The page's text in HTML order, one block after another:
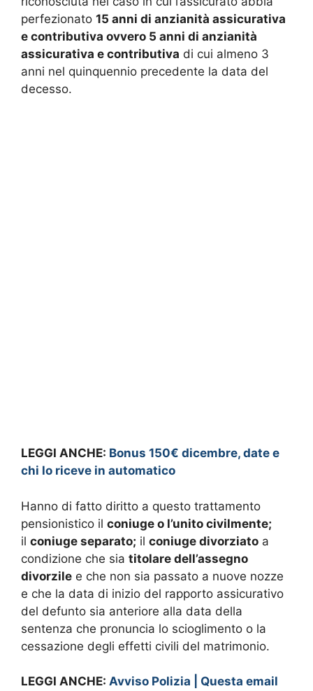
perfezionato 15 anni di anzianità assicurativa
e contributiva ovvero 5 anni di anzianità
assicurativa e contributiva di cui almeno 3
anni nel quinquennio precedente la data del
decesso.
LEGGI ANCHE: Bonus 150€ dicembre, date e
chi lo riceve in automatico
Hanno di fatto diritto a questo trattamento
pensionistico il coniuge o l’unito civilmente;
il coniuge separato; il coniuge divorziato a
condizione che sia titolare dell’assegno
divorzile e che non sia passato a nuove nozze
e che la data di inizio del rapporto assicurativo
del defunto sia anteriore alla data della
sentenza che pronuncia lo scioglimento o la
cessazione degli effetti civili del matrimonio.
LEGGI ANCHE: Avviso Polizia | Questa email